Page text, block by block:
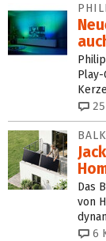
25
Das
von
6